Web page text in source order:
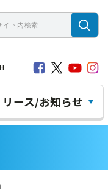
ース/お知らせ